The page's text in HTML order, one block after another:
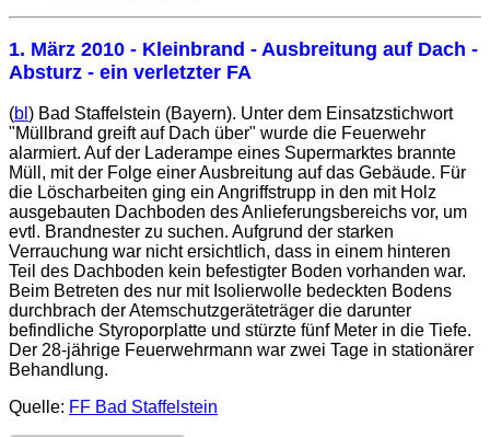
1. März 2010 - Kleinbrand - Ausbreitung auf Dach -
Absturz - ein verletzter FA
(bl ) Bad Staffelstein (Bayern). Unter dem Einsatzstichwort
"Müllbrand greift auf Dach über" wurde die Feuerwehr
alarmiert. Auf der Laderampe eines Supermarktes brannte
Müll, mit der Folge einer Ausbreitung auf das Gebäude. Für
die Löscharbeiten ging ein Angriffstrupp in den mit Holz
ausgebauten Dachboden des Anlieferungsbereichs vor, um
evtl. Brandnester zu suchen. Aufgrund der starken
Verrauchung war nicht ersichtlich, dass in einem hinteren
Teil des Dachboden kein befestigter Boden vorhanden war.
Beim Betreten des nur mit Isolierwolle bedeckten Bodens
durchbrach der Atemschutzgeräteträger die darunter
befindliche Styroporplatte und stürzte fünf Meter in die Tiefe.
Der 28-jährige Feuerwehrmann war zwei Tage in stationärer
Behandlung.
Quelle: FF Bad Staffelstein